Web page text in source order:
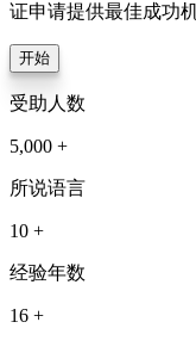
证申请提供最佳成功机
开始
受助人数
5,000 +
所说语言
10 +
经验年数
16 +